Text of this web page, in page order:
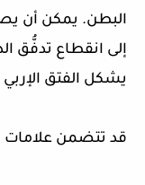
البطن. يمكن أن
إلى انقطاع تدفُّق
يشكل الفتق
قد تتضمن علامات